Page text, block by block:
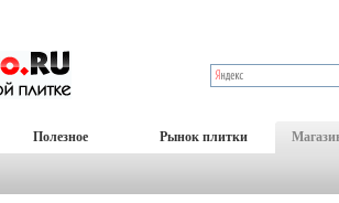
Полезное Рынок плитки